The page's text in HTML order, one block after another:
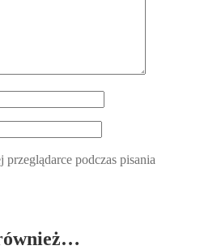
podczas pisania